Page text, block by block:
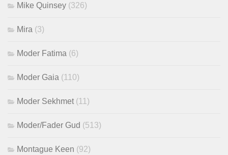
Mike Quinsey (326)
Mira (3)
Moder Fatima (6)
Moder Gaia (110)
Moder Sekhmet (11)
Moder/Fader Gud (513)
Montague Keen (92)